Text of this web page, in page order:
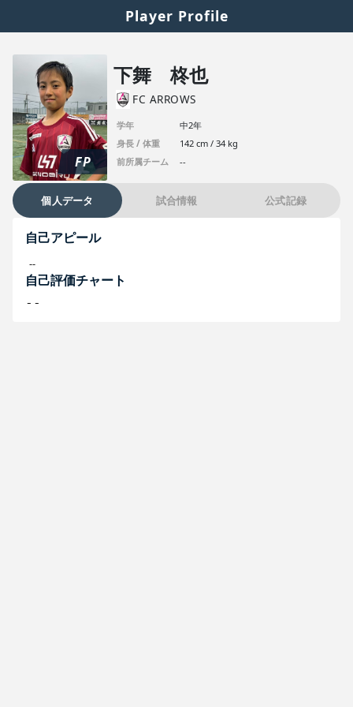
Player Profile
FP
下舞 柊也
FC ARROWS
学年
中2年
身長 / 体重
142 cm / 34 kg
前所属チーム
--
個人データ 試合情報 公式記録
自己アピール
--
自己評価チャート
--